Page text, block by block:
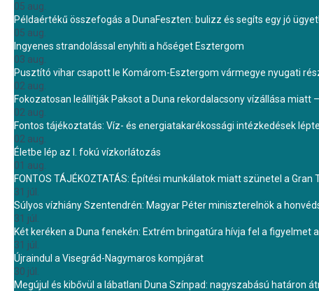
05 aug.
Példaértékű összefogás a DunaFeszten: bulizz és segíts egy jó ügyet!
05 aug.
Ingyenes strandolással enyhíti a hőséget Esztergom
03 aug.
Pusztító vihar csapott le Komárom-Esztergom vármegye nyugati
02 aug.
Fokozatosan leállítják Paksot a Duna rekordalacsony vízállása miatt
02 aug.
Fontos tájékoztatás: Víz- és energiatakarékossági intézkedések
02 aug.
Életbe lép az I. fokú vízkorlátozás
01 aug.
FONTOS TÁJÉKOZTATÁS: Építési munkálatok miatt szünetel a
31 júl.
Súlyos vízhiány Szentendrén: Magyar Péter miniszterelnök a
31 júl.
Két keréken a Duna fenekén: Extrém bringatúra hívja fel a figyelmet
31 júl.
Újraindul a Visegrád-Nagymaros kompjárat
30 júl.
Megújul és kibővül a lábatlani Duna Színpad: nagyszabású határon